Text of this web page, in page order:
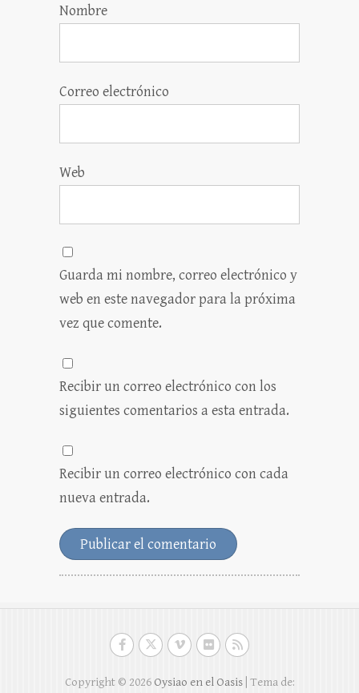
Nombre
Correo electrónico
Web
Guarda mi nombre, correo electrónico y
web en este navegador para la próxima
vez que comente.
Recibir un correo electrónico con los
siguientes comentarios a esta entrada.
Recibir un correo electrónico con cada
nueva entrada.
Copyright © 2026 Oysiao en el Oasis| Tema de: